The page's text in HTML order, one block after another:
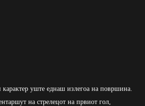
уште еднаш излегоа на површина.
на стрелецот на првиот гол,